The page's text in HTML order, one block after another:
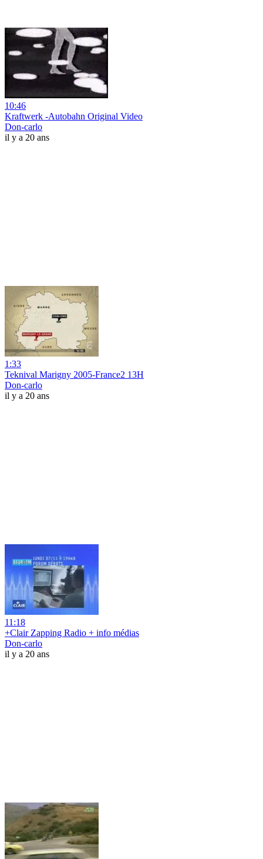
10:46
Kraftwerk -Autobahn Original Video
Don-carlo
il y a 20 ans
1:33
Teknival Marigny 2005-France2 13H
Don-carlo
il y a 20 ans
11:18
+Clair Zapping Radio + info médias
Don-carlo
il y a 20 ans